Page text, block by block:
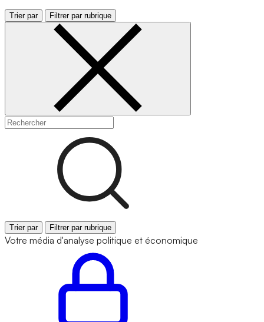
Trier par Filtrer par rubrique
Trier par Filtrer par rubrique
Votre média d'analyse politique et économique